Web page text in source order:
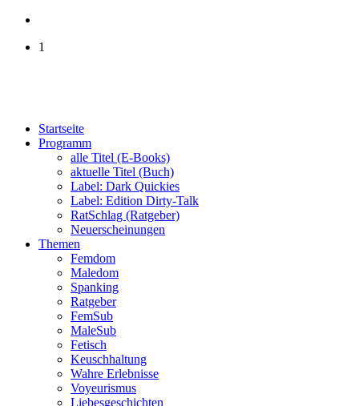
1
Startseite
Programm
alle Titel (E-Books)
aktuelle Titel (Buch)
Label: Dark Quickies
Label: Edition Dirty-Talk
RatSchlag (Ratgeber)
Neuerscheinungen
Themen
Femdom
Maledom
Spanking
Ratgeber
FemSub
MaleSub
Fetisch
Keuschhaltung
Wahre Erlebnisse
Voyeurismus
Liebesgeschichten